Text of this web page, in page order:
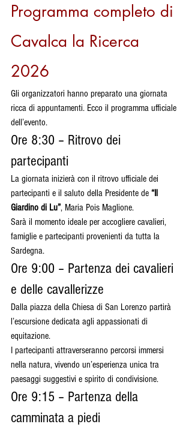
Programma completo di
Cavalca la Ricerca
2026
Gli organizzatori hanno preparato una giornata
ricca di appuntamenti. Ecco il programma ufficiale
dell’evento.
Ore 8:30 – Ritrovo dei
partecipanti
La giornata inizierà con il ritrovo ufficiale dei
partecipanti e il saluto della Presidente de “Il
Giardino di Lu”, Maria Pois Maglione.
Sarà il momento ideale per accogliere cavalieri,
famiglie e partecipanti provenienti da tutta la
Sardegna.
Ore 9:00 – Partenza dei cavalieri
e delle cavallerizze
Dalla piazza della Chiesa di San Lorenzo partirà
l’escursione dedicata agli appassionati di
equitazione.
I partecipanti attraverseranno percorsi immersi
nella natura, vivendo un’esperienza unica tra
paesaggi suggestivi e spirito di condivisione.
Ore 9:15 – Partenza della
camminata a piedi